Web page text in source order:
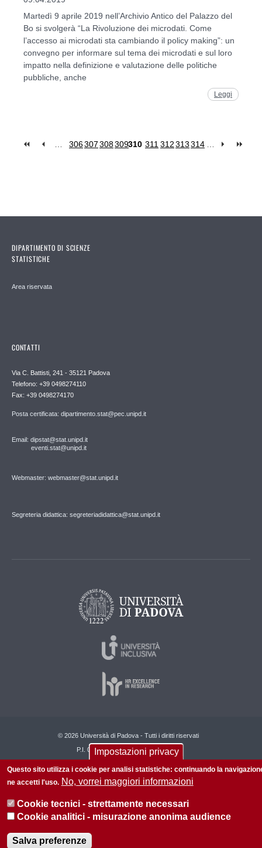
Martedì 9 aprile 2019 nell’Archivio Antico del Palazzo del
Bo si svolgerà “La Rivoluzione dei microdati. Come
l’accesso ai microdati sta cambiando il policy making”: un
convegno per informare sul tema dei microdati e sul loro
impatto nella definizione e valutazione delle politiche
pubbliche, anche
Leggi
306307308309310 311 312313314
DIPARTIMENTO DI SCIENZE
STATISTICHE
Area riservata
CONTATTI
Via C. Battisti, 241 - 35121 Padova
Telefono: +39 0498274110
Fax: +39 0498274170
Posta certificata: dipartimento.stat@pec.unipd.it
Email: dipstat@stat.unipd.it
eventi.stat@unipd.it
Webmaster: webmaster@stat.unipd.it
Segreteria didattica: segreteriadidattica@stat.unipd.it
© 2026 Università di Padova - Tutti i diritti riservati
P.I. 00742430283 C.F. 80006480281
Impostazioni privacy
Questo sito utilizza i cookie per analisi statistiche: continuando la
ne accetti l'uso. No, vorrei maggiori informazioni
Cookie tecnici - strettamente necessari
Cookie analitici - misurazione anonima audience
Salva preferenze